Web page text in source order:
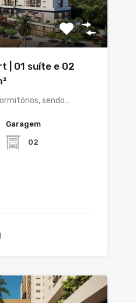
| 01 suíte e 02
sendo…
Garagem
02